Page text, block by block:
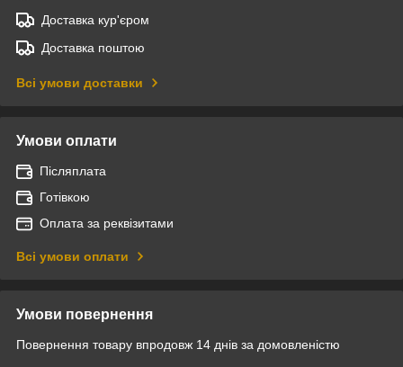
Доставка кур'єром
Доставка поштою
Всі умови доставки
Умови оплати
Післяплата
Готівкою
Оплата за реквізитами
Всі умови оплати
Умови повернення
Повернення товару впродовж 14 днів за домовленістю